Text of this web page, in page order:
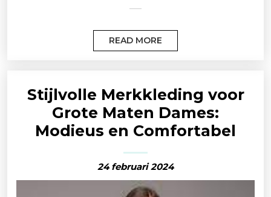
READ MORE
Stijlvolle Merkkleding voor
Grote Maten Dames:
Modieus en Comfortabel
24 februari 2024